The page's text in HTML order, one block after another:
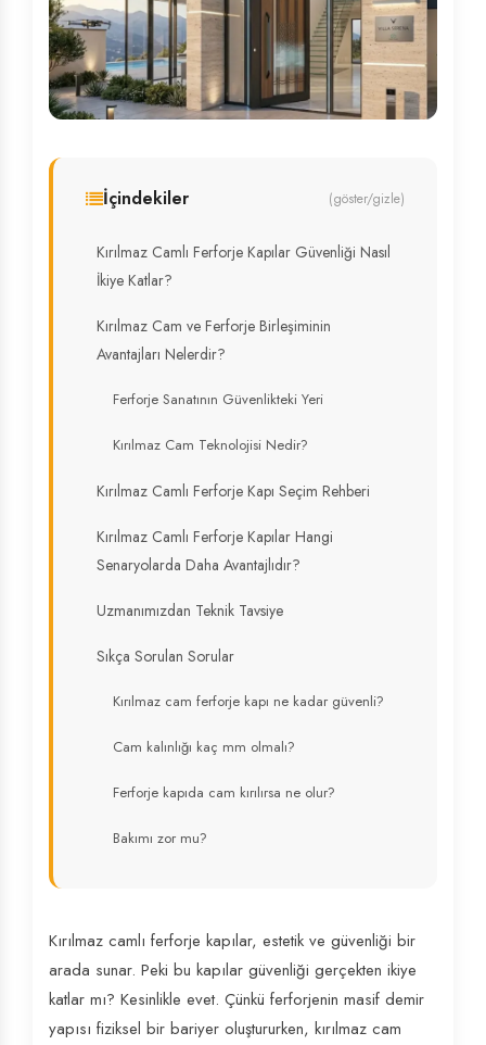
İçindekiler (göster/gizle)
Kırılmaz Camlı Ferforje Kapılar Güvenliği Nasıl
İkiye Katlar?
Kırılmaz Cam ve Ferforje Birleşiminin
Avantajları Nelerdir?
Ferforje Sanatının Güvenlikteki Yeri
Kırılmaz Cam Teknolojisi Nedir?
Kırılmaz Camlı Ferforje Kapı Seçim Rehberi
Kırılmaz Camlı Ferforje Kapılar Hangi
Senaryolarda Daha Avantajlıdır?
Uzmanımızdan Teknik Tavsiye
Sıkça Sorulan Sorular
Kırılmaz cam ferforje kapı ne kadar güvenli?
Cam kalınlığı kaç mm olmalı?
Ferforje kapıda cam kırılırsa ne olur?
Bakımı zor mu?
Kırılmaz camlı ferforje kapılar, estetik ve güvenliği bir
arada sunar. Peki bu kapılar güvenliği gerçekten ikiye
katlar mı? Kesinlikle evet. Çünkü ferforjenin masif demir
yapısı fiziksel bir bariyer oluştururken, kırılmaz cam